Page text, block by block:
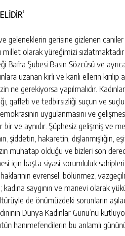
geleneklerin gerisine gizlenen
millet olarak yüreğimizi
Şubesi Basın Sözcüsü ve ayrıca
uzanan kirli ve kanlı ellerin kırılıp
gerekiyorsa yapılmalıdır.
gafleti ve tedbirsizliği suçun ve
uygulanmasını ve
bir ve aynıdır. Şüphesiz gelişmiş ve
şiddetin, hakaretin, dışlanmışlığın,
muhatap olduğu ve bizleri son
için başta siyasi sorumluluk
evrensel, bölünmez,
saygının ve manevi olarak
de önümüzdeki sorunların
Dünya Kadınlar Günü’nü
hanımefendilerin bu anlamlı